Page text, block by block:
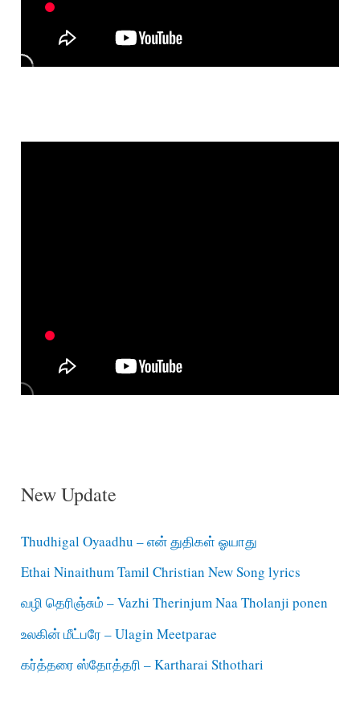
New Update
Thudhigal Oyaadhu – என் துதிகள் ஓயாது
Ethai Ninaithum Tamil Christian New Song lyrics
வழி தெரிஞ்சும் – Vazhi Therinjum Naa Tholanji ponen
உலகின் மீட்பரே – Ulagin Meetparae
கர்த்தரை ஸ்தோத்தரி – Kartharai Sthothari